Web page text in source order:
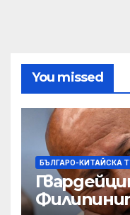
You missed
БЪЛГАРО-КИТАЙСКА